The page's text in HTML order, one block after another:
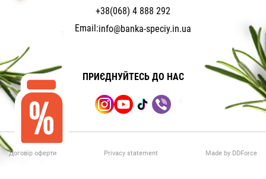
+38(068) 4 888 292
Email:info@banka-speciy.in.ua
ПРИЄДНУЙТЕСЬ ДО НАС
Договір оферти Privacy statement Made by DDForce